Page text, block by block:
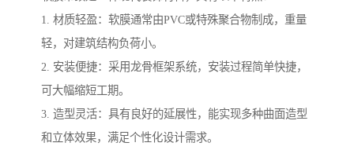
1. 材质轻盈：软膜通常由PVC或特殊聚合物制成，重量
轻，对建筑结构负荷小。
2. 安装便捷：采用龙骨框架系统，安装过程简单快捷，
可大幅缩短工期。
3. 造型灵活：具有良好的延展性，能实现多种曲面造型
和立体效果，满足个性化设计需求。